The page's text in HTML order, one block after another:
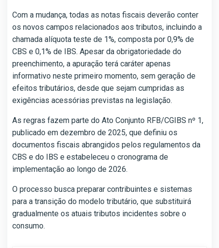
Com a mudança, todas as notas fiscais deverão conter
os novos campos relacionados aos tributos, incluindo a
chamada alíquota teste de 1%, composta por 0,9% de
CBS e 0,1% de IBS. Apesar da obrigatoriedade do
preenchimento, a apuração terá caráter apenas
informativo neste primeiro momento, sem geração de
efeitos tributários, desde que sejam cumpridas as
exigências acessórias previstas na legislação.
As regras fazem parte do Ato Conjunto RFB/CGIBS nº 1,
publicado em dezembro de 2025, que definiu os
documentos fiscais abrangidos pelos regulamentos da
CBS e do IBS e estabeleceu o cronograma de
implementação ao longo de 2026.
O processo busca preparar contribuintes e sistemas
para a transição do modelo tributário, que substituirá
gradualmente os atuais tributos incidentes sobre o
consumo.